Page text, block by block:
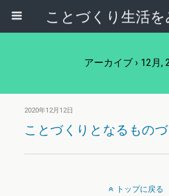
ことづくり生活
アーカイブ › 12月,
2020年12月12日
ことづくりとなるものづ
トップに戻る